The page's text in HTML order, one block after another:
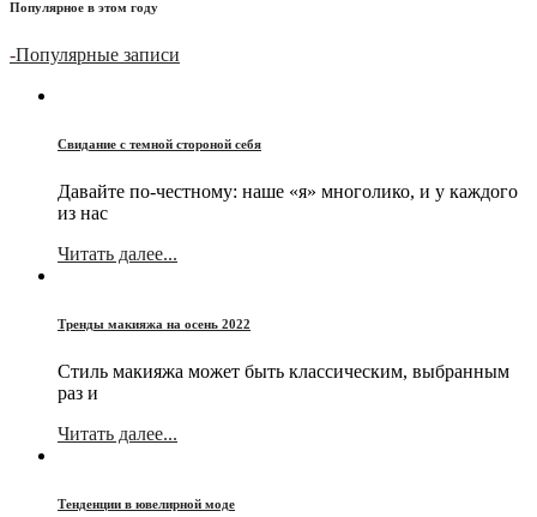
Популярное в этом году
-Популярные записи
Свидание с темной стороной себя
Давайте по-честному: наше «я» многолико, и у каждого
из нас
Читать далее...
Тренды макияжа на осень 2022
Стиль макияжа может быть классическим, выбранным
раз и
Читать далее...
Тенденции в ювелирной моде